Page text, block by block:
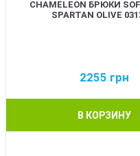
CHAMELEON БРЮКИ
SPARTAN OLIVE
2255 грн
В КОРЗИНУ